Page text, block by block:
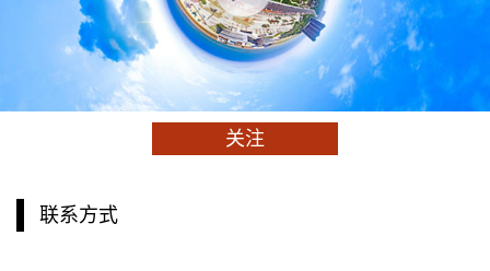
关注
联系方式